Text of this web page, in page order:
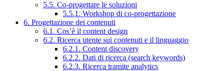
5.5. Co-progettare le soluzioni
5.5.1. Workshop di co-progettazione
6. Progettazione dei contenuti
6.1. Cos’è il content design
6.2. Ricerca utente sui contenuti e il linguaggio
6.2.1. Content discovery
6.2.2. Dati di ricerca (search keywords)
6.2.3. Ricerca tramite analytics